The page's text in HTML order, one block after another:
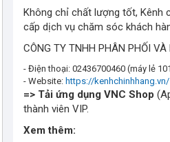
Không chỉ chất lượng tốt, Kênh
cấp dịch vụ chăm sóc khách
CÔNG TY TNHH PHÂN PHỐI
- Điện thoại: 02436700460 (máy lẻ
- Website: https://kenhchinhhang.vn/
=> Tải ứng dụng VNC Shop
thành viên VIP.
Xem thêm: